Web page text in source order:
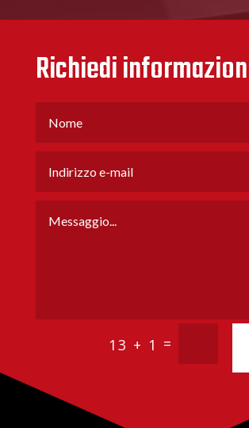
Richiedi
13 + 1 =